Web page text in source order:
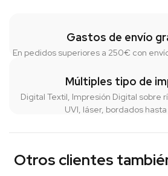
Gastos de envío
En pedidos superiores a 250€ con
Múltiples tipo de
Digital Textil, Impresión Digital sobre
UVI, láser, bordados hasta
Otros clientes